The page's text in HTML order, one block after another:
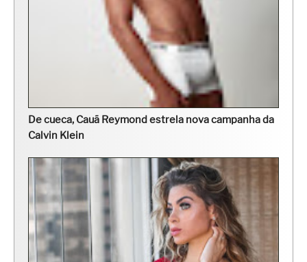
De cueca, Cauã Reymond estrela nova campanha da
Calvin Klein